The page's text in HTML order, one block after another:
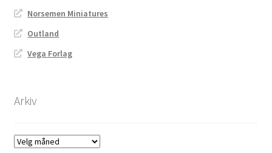
Norsemen Miniatures
Outland
Vega Forlag
Arkiv
Arkiv